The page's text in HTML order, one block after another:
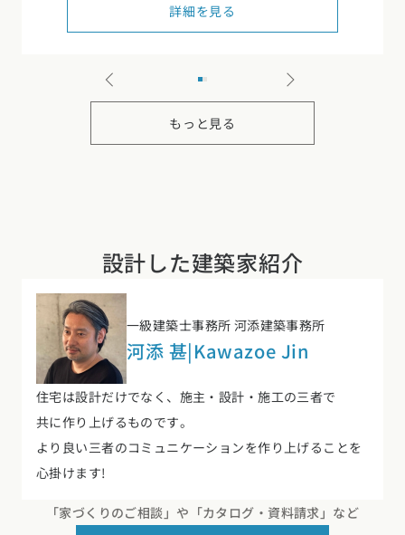
詳細を見る
もっと見る
設計した建築家紹介
一級建築士事務所 河添建築事務所
河添 甚|Kawazoe Jin
住宅は設計だけでなく、施主・設計・施工の三者で
共に作り上げるものです。
より良い三者のコミュニケーションを作り上げることを
心掛けます!
「家づくりのご相談」や 「カタログ・資料請求」など